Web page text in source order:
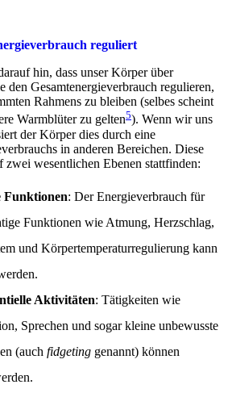
reguliert
hin, dass unser Körper über
den Gesamtenergieverbrauch regulieren,
Rahmens zu bleiben (selbes scheint
Warmblüter zu gelten5). Wenn wir uns
der Körper dies durch eine
in anderen Bereichen. Diese
zwei wesentlichen Ebenen stattfinden:
Funktionen: Der Energieverbrauch für
Funktionen wie Atmung, Herzschlag,
und Körpertemperaturregulierung kann
Aktivitäten: Tätigkeiten wie
Sprechen und sogar kleine unbewusste
(auch fidgeting genannt) können